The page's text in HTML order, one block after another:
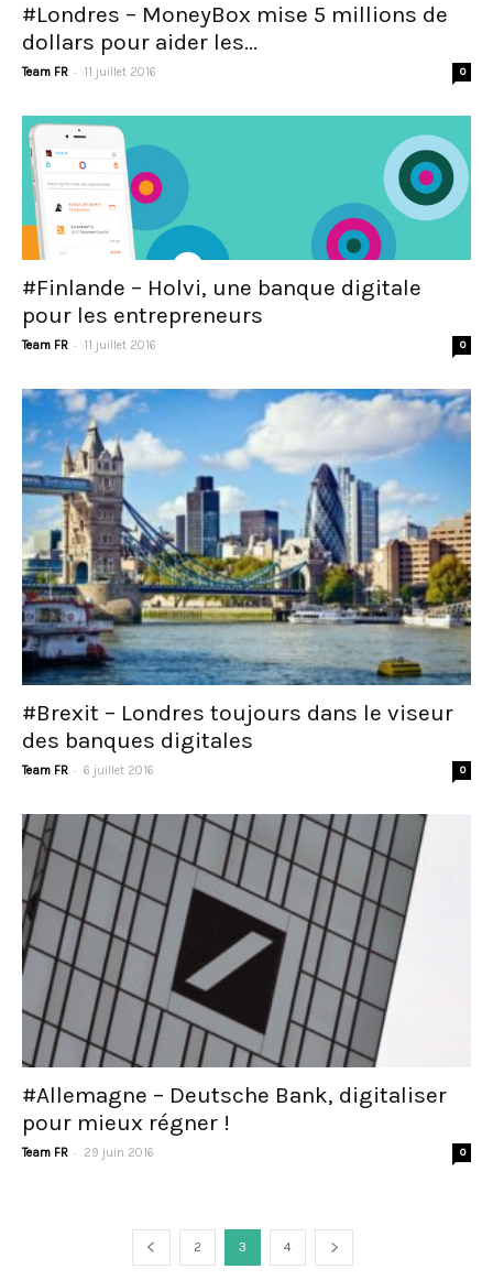
#Londres – MoneyBox mise 5 millions de
dollars pour aider les...
Team FR - 11 juillet 2016 0
#Finlande – Holvi, une banque digitale
pour les entrepreneurs
Team FR - 11 juillet 2016 0
#Brexit – Londres toujours dans le viseur
des banques digitales
Team FR - 6 juillet 2016 0
#Allemagne – Deutsche Bank, digitaliser
pour mieux régner !
Team FR - 29 juin 2016 0
2 3 4